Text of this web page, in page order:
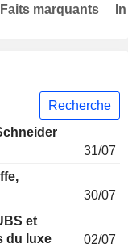
Recherche
31/07
30/07
et
du luxe
02/07
Faits marquants